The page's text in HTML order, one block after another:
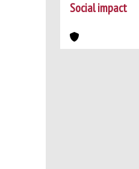
Social impact